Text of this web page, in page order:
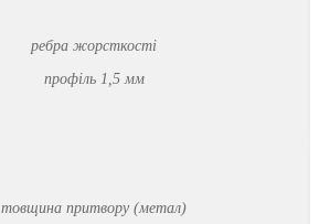
ребра жорсткості
профіль 1,5 мм
товщина притвору (метал)